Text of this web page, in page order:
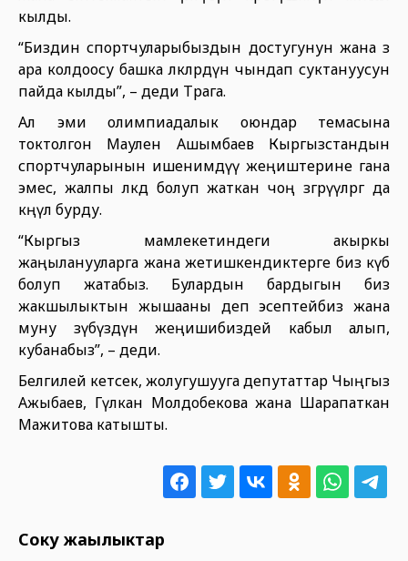
кылды.
“Биздин спортчуларыбыздын достугунун жана өз
ара колдоосу башка өлкөлөрдүн чындап суктануусун
пайда кылды”, – деди Төрага.
Ал эми олимпиадалык оюндар темасына
токтолгон Маулен Ашымбаев Кыргызстандын
спортчуларынын ишенимдүү жеңиштерине гана
эмес, жалпы өлкөдө болуп жаткан чоң өзгөрүүлөргө да
көңүл бурду.
“Кыргыз мамлекетиндеги акыркы
жаңыланууларга жана жетишкендиктерге биз күбө
болуп жатабыз. Булардын бардыгын биз
жакшылыктын жышааны деп эсептейбиз жана
муну өзүбүздүн жеңишибиздей кабыл алып,
кубанабыз”, – деди.
Белгилей кетсек, жолугушууга депутаттар Чыңгыз
Ажыбаев, Гүлкан Молдобекова жана Шарапаткан
Мажитова катышты.
Соңку жаңылыктар